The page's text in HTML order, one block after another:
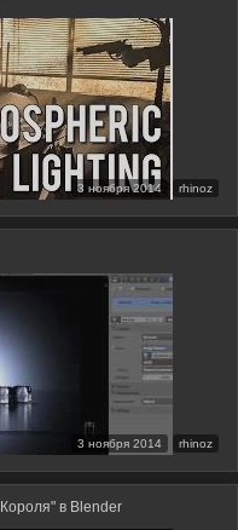
3 ноября 2014 rhinoz
3 ноября 2014 rhinoz
в Blender